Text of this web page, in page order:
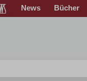
News Bücher